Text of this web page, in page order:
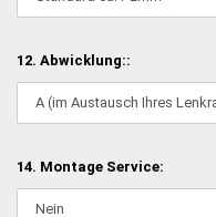
12. Abwicklung::
14. Montage Service: